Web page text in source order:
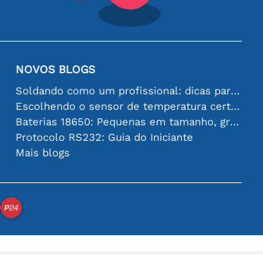
NOVOS BLOGS
Soldando como um profissional: dicas para conexões eletrônicas perfeitas
Escolhendo o sensor de temperatura certo [youtube]
Baterias 18650: Pequenas em tamanho, grandes em desempenho
Protocolo RS232: Guia do Iniciante
Mais blogs